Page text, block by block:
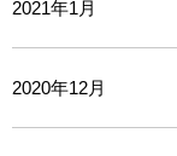
2021年1月
2020年12月